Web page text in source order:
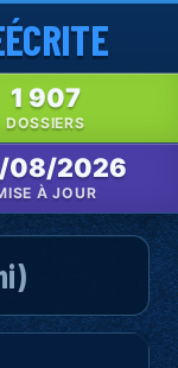
ÉCRITE
1 907
DOSSIERS
08/2026
À JOUR